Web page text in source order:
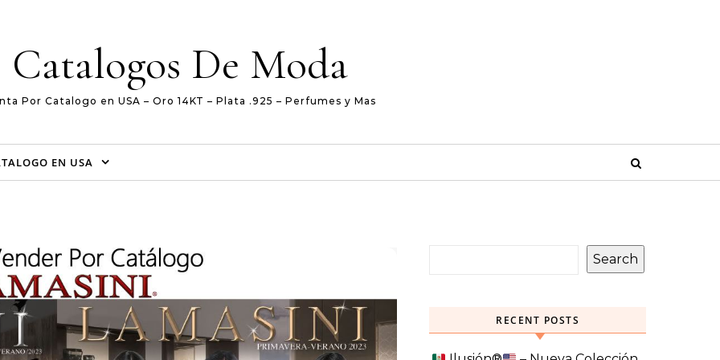
Catalogos De Moda
Por Catalogo en USA – Oro 14KT – Plata .925 – Perfumes y Mas
EN USA
Search
RECENT POSTS